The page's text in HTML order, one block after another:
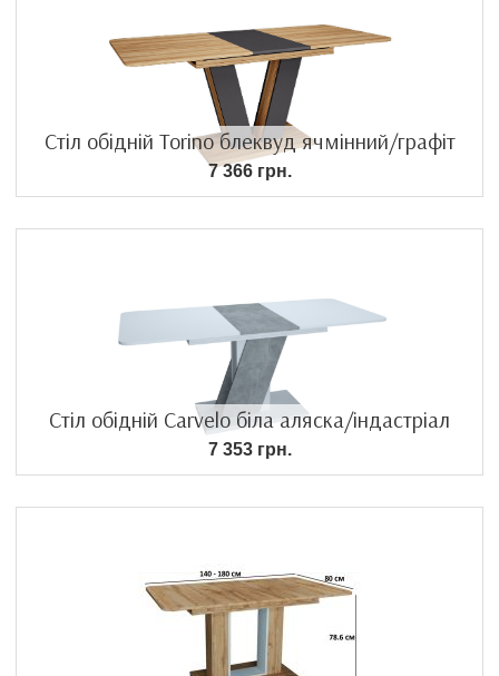
Стіл обідній Torino блеквуд ячмінний/графіт
7 366 грн.
Стіл обідній Carvelo біла аляска/індастріал
7 353 грн.